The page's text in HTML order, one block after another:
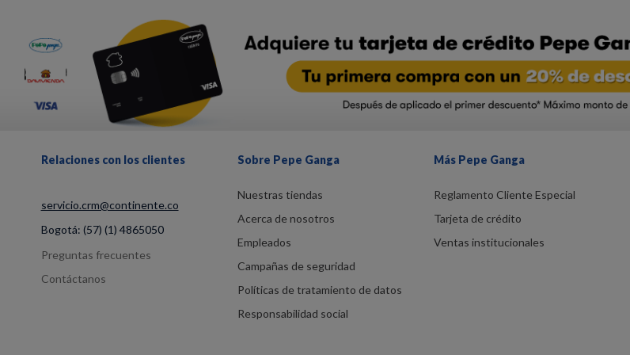
Relaciones con los clientes
servicio.crm@continente.co
Bogotá: (57) (1) 4865050
Preguntas frecuentes
Contáctanos
Sobre Pepe Ganga
Nuestras tiendas
Acerca de nosotros
Empleados
Campañas de seguridad
Políticas de tratamiento de datos
Responsabilidad social
Más Pepe Ganga
Reglamento Cliente Especial
Tarjeta de crédito
Ventas institucionales